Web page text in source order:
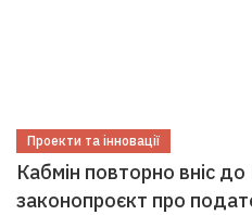
Проекти та інновації
Кабмін повторно вніс
законопроєкт про